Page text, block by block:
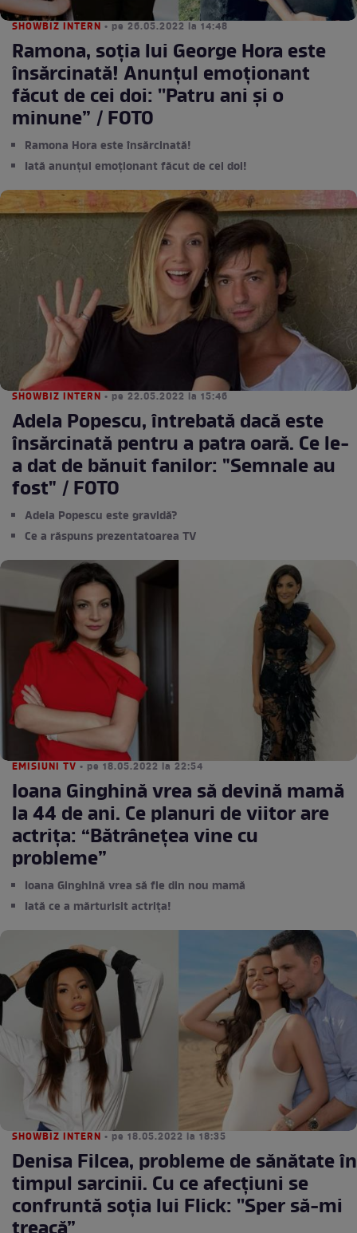
SHOWBIZ INTERN • pe 26.05.2022 la 14:48
Ramona, soția lui George Hora este
însărcinată! Anunțul emoționant
făcut de cei doi: ''Patru ani și o
minune” / FOTO
Ramona Hora este însărcinată!
Iată anunțul emoționant făcut de cei doi!
SHOWBIZ INTERN • pe 22.05.2022 la 15:46
Adela Popescu, întrebată dacă este
însărcinată pentru a patra oară. Ce le-
a dat de bănuit fanilor: "Semnale au
fost" / FOTO
Adela Popescu este gravidă?
Ce a răspuns prezentatoarea TV
EMISIUNI TV • pe 18.05.2022 la 22:54
Ioana Ginghină vrea să devină mamă
la 44 de ani. Ce planuri de viitor are
actrița: “Bătrânețea vine cu
probleme”
Ioana Ginghină vrea să fie din nou mamă
Iată ce a mărturisit actrița!
SHOWBIZ INTERN • pe 18.05.2022 la 18:35
Denisa Filcea, probleme de sănătate în
timpul sarcinii. Cu ce afecțiuni se
confruntă soția lui Flick: ''Sper să-mi